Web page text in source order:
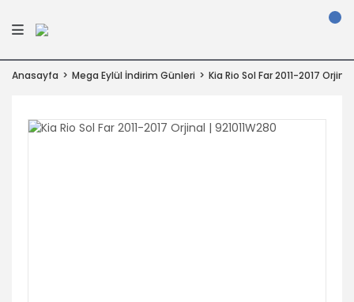
Anasayfa Mega Eylül İndirim Günleri Kia Rio Sol Far 2011-2017